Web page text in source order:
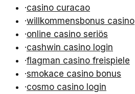
·casino curacao
·willkommensbonus casino
·online casino seriös
·cashwin casino login
·flagman casino freispiele
·smokace casino bonus
·cosmo casino login